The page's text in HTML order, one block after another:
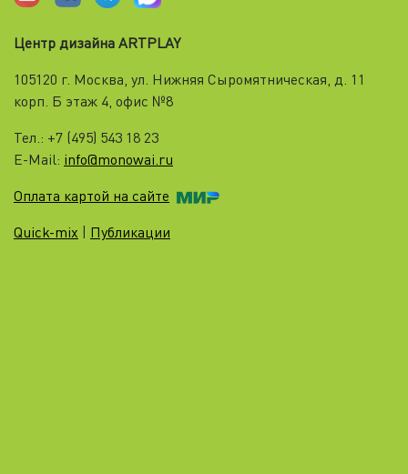
Центр дизайна ARTPLAY
105120 г. Москва, ул. Нижняя Cыромятническая, д. 11
корп. Б этаж 4, офис №8
Тел.: +7 (495) 543 18 23
E-Mail: info@monowai.ru
Оплата картой на сайте
Quick-mix
Публикации